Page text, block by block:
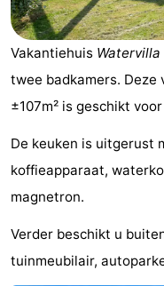
-
Bad
Meersee
-
Beach
Resort
Nieuwvliet-
Bad
-
De
Meulinge
-
EuroParcs
Cadzand
-
Hoogduin
-
Noordzee
-
Vakantiehuis Watervilla
twee badkamers. Deze
±107m² is geschikt
De keuken is uitgerust
koffieapparaat,
magnetron.
Verder beschikt u
tuinmeubilair,